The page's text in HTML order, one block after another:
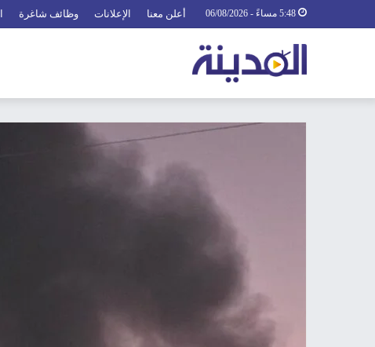
أعلن معنا الإعلانات وظائف شاغرة